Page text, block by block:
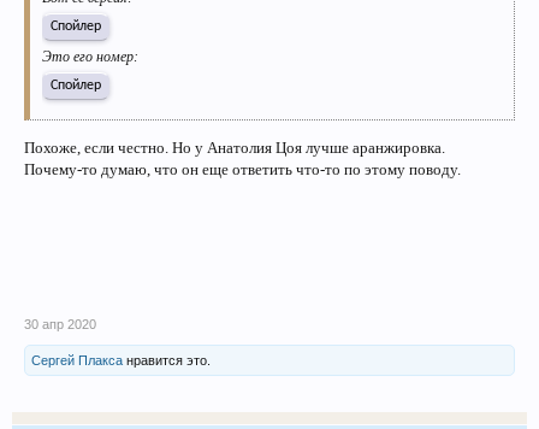
Спойлер
Это его номер:
Спойлер
Похоже, если честно. Но у Анатолия Цоя лучше аранжировка.
Почему-то думаю, что он еще ответить что-то по этому поводу.
30 апр 2020
Сергей Плакса нравится это.